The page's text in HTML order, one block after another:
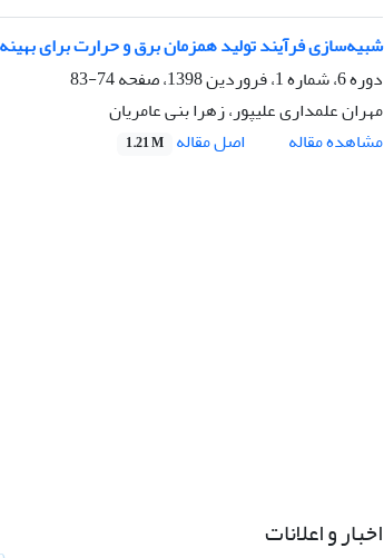
شبیه‌سازی فرآیند تولید همزمان برق و حرارت برای
دوره 6، شماره 1، فروردین 1398، صفحه
74-83
مهران علمداری علیپور، زهرا بنی عامریان
مشاهده مقاله
اصل مقاله 1.21 M
اخبار و اعلانات